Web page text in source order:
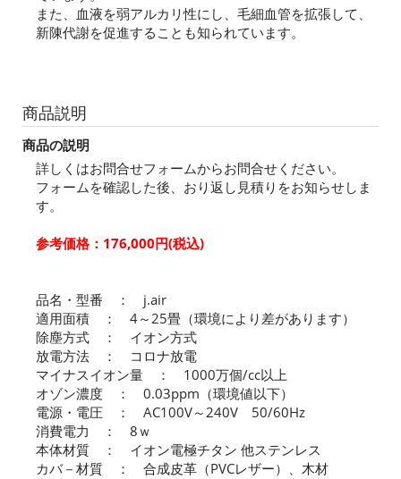
また、血液を弱アルカリ性にし、毛細血管を拡張して、
新陳代謝を促進することも知られています。
商品説明
商品の説明
詳しくはお問合せフォームからお問合せください。
フォームを確認した後、おり返し見積りをお知らせしま
す。
参考価格：176,000円(税込)
品名・型番 ： j.air
適用面積 ： 4～25畳（環境により差があります）
除塵方式 ： イオン方式
放電方法 ： コロナ放電
マイナスイオン量 ： 1000万個/cc以上
オゾン濃度 ： 0.03ppm（環境値以下）
電源・電圧 ： AC100V～240V 50/60Hz
消費電力 ： 8ｗ
本体材質 ： イオン電極チタン 他ステンレス
カバ－材質 ： 合成皮革（PVCレザー）、木材